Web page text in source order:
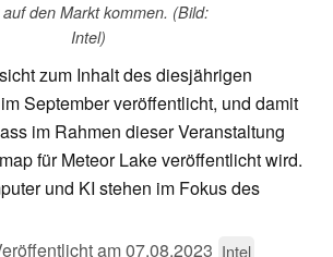
den Markt kommen. (Bild:
Intel)
zum Inhalt des diesjährigen
September veröffentlicht, und damit
im Rahmen dieser Veranstaltung
für Meteor Lake veröffentlicht wird.
und KI stehen im Fokus des
am07.08.2023 Intel